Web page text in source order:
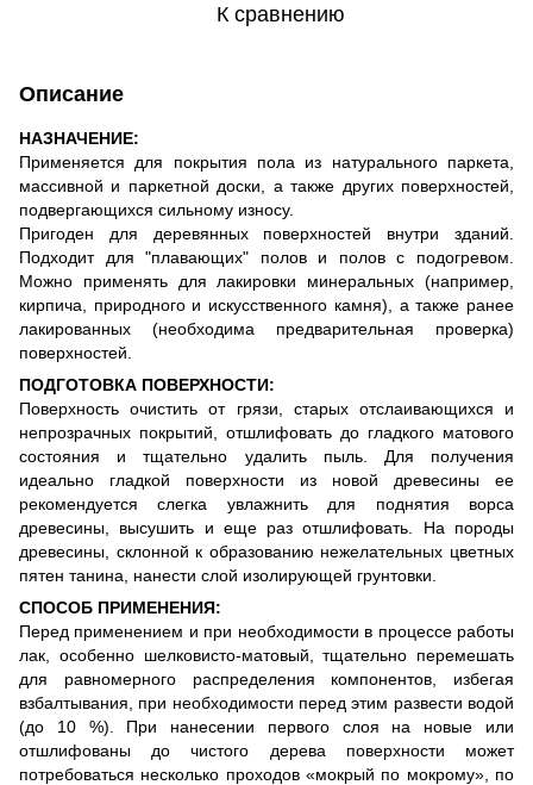
К сравнению
Описание
НАЗНАЧЕНИЕ:
Применяется для покрытия пола из натурального паркета,
массивной и паркетной доски, а также других поверхностей,
подвергающихся сильному износу.
Пригоден для деревянных поверхностей внутри зданий.
Подходит для "плавающих" полов и полов с подогревом.
Можно применять для лакировки минеральных (например,
кирпича, природного и искусственного камня), а также ранее
лакированных (необходима предварительная проверка)
поверхностей.
ПОДГОТОВКА ПОВЕРХНОСТИ:
Поверхность очистить от грязи, старых отслаивающихся и
непрозрачных покрытий, отшлифовать до гладкого матового
состояния и тщательно удалить пыль. Для получения
идеально гладкой поверхности из новой древесины ее
рекомендуется слегка увлажнить для поднятия ворса
древесины, высушить и еще раз отшлифовать. На породы
древесины, склонной к образованию нежелательных цветных
пятен танина, нанести слой изолирующей грунтовки.
СПОСОБ ПРИМЕНЕНИЯ:
Перед применением и при необходимости в процессе работы
лак, особенно шелковисто-матовый, тщательно перемешать
для равномерного распределения компонентов, избегая
взбалтывания, при необходимости перед этим развести водой
(до 10 %). При нанесении первого слоя на новые или
отшлифованы до чистого дерева поверхности может
потребоваться несколько проходов «мокрый по мокрому», по